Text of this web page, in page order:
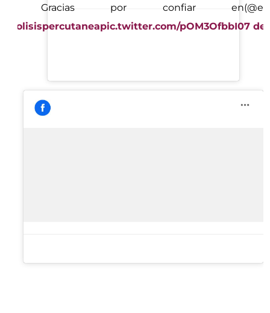
Gracias por confiar en
pic.twitter.com/pOM3OfbbI07 de